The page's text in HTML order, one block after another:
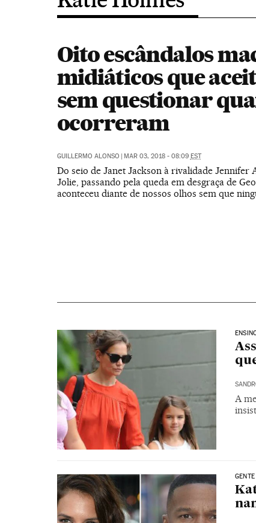
Oito escândalos
midiáticos que
sem questionar
ocorreram
GUILLERMO ALONSO | MAR 03, 2018 - 08:09 EST
Do seio de Janet Jackson à rivalidade Jennifer
Jolie, passando pela queda em desgraça de
aconteceu diante de nossos olhos sem que
A
GENTE